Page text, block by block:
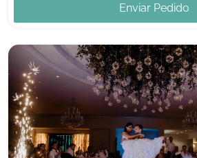
Enviar Pedido